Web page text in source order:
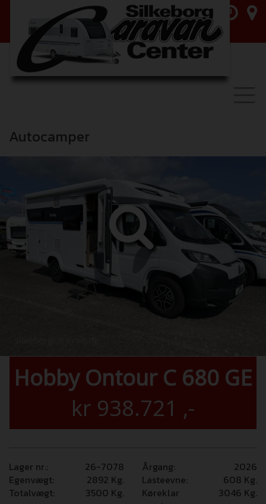
Autocamper
Hobby Ontour C 680 GE
kr 938.721 ,-
Lager nr.: 26-7078 Årgang:
2026
Egenvægt:
2892 Kg. Lasteevne: 608 Kg.
Totalvægt:
3500 Kg.
Køreklar
3046 Kg.